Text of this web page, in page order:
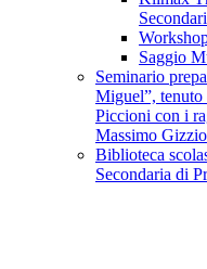
Saggio
Seminario
Miguel”, tenuto
Piccioni con i
Massimo Gizzio
Biblioteca
Secondaria di